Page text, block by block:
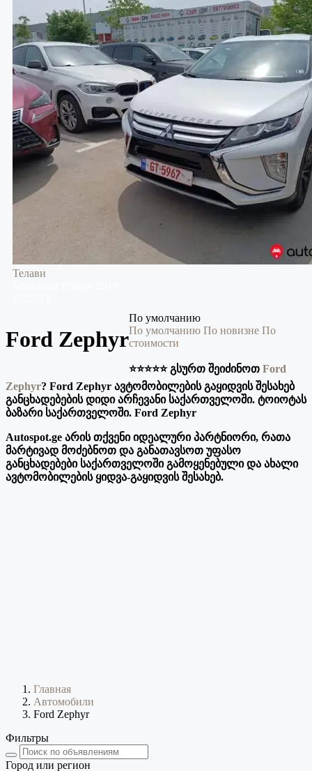
Телави
Ford Zephyr
По умолчанию
По умолчанию По новизне По
стоимости
⭐️⭐️⭐️⭐️⭐️ გსურთ შეიძინოთ Ford
Zephyr? Ford Zephyr ავტომობილების გაყიდვის შესახებ
განცხადებების დიდი არჩევანი საქართველოში. ტოიოტას
ბაზარი საქართველოში. Ford Zephyr
Autospot.ge არის თქვენი იდეალური პარტნიორი, რათა
მარტივად მოძებნოთ და განათავსოთ უფასო
განცხადებები საქართველოში გამოყენებული და ახალი
ავტომობილების ყიდვა-გაყიდვის შესახებ.
Главная
Автомобили
Ford Zephyr
Фильтры
Город или регион